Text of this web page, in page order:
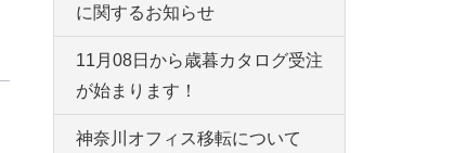
に関するお知らせ
11月08日から歳暮カタログ受注
が始まります！
神奈川オフィス移転について